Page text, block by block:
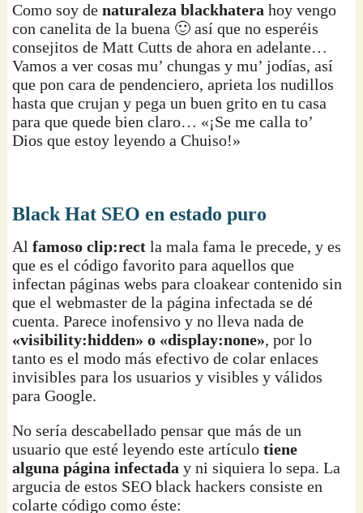
Como soy denaturaleza blackhatera hoy vengo
con canelita de la buena 🙂 así que no esperéis
consejitos de Matt Cutts de ahora en adelante…
Vamos a ver cosas mu’ chungas y mu’ jodías, así
que pon cara de pendenciero, aprieta los nudillos
hasta que crujan y pega un buen grito en tu casa
para que quede bien claro… «¡Se me calla to’
Dios que estoy leyendo a Chuiso!»
Black Hat SEO en estado puro
Alfamoso clip:rect la mala fama le precede, y es
que es el código favorito para aquellos que
infectan páginas webs para cloakear contenido sin
que el webmaster de la página infectada se dé
cuenta. Parece inofensivo y no lleva nada de
«visibility:hidden» o «display:none», por lo
tanto es el modo más efectivo de colar enlaces
invisibles para los usuarios y visibles y válidos
para Google.
No sería descabellado pensar que más de un
usuario que esté leyendo este artículotiene
alguna página infectada y ni siquiera lo sepa. La
argucia de estos SEO black hackers consiste en
colarte código como éste: